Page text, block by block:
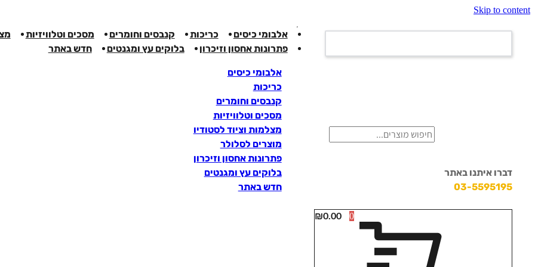
Skip to content
דברו איתנו באתר
03-5595195
₪0.00
אלבומי כיסים כריכות קנבסים וחומרים מסכים וטלוויזיות
פתרונות אחסון וזיכרון
בלוקים עץ ומגנטים חדש באתר
אלבומי כיסים
כריכות
קנבסים וחומרים
מסכים וטלוויזיות
מצלמות וציוד לסטודיו
מוצרים לסלולר
פתרונות אחסון וזיכרון
בלוקים עץ ומגנטים
חדש באתר